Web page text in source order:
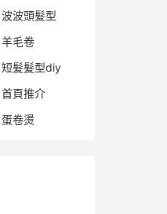
波波頭髮型
羊毛卷
短髮髮型diy
首頁推介
蛋卷燙